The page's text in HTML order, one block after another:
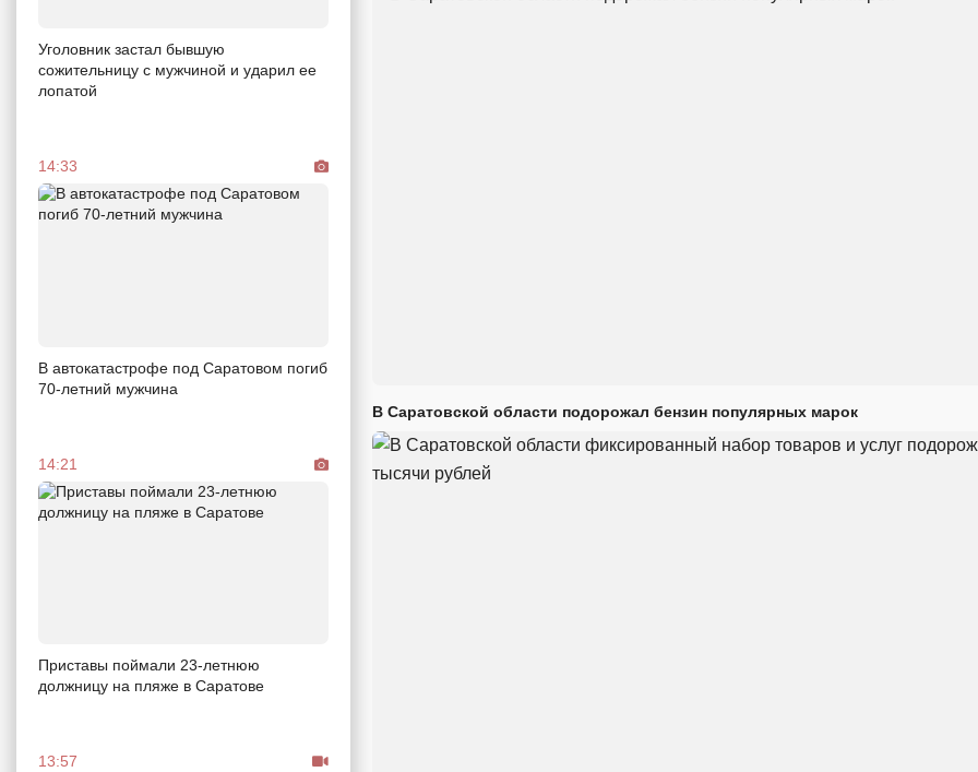
Уголовник застал бывшую
сожительницу с мужчиной и ударил ее
лопатой
14:33
В автокатастрофе под Саратовом погиб
70-летний мужчина
14:21
Приставы поймали 23-летнюю
должницу на пляже в Саратове
13:57
В Саратовской области подорожал бензин популярных марок